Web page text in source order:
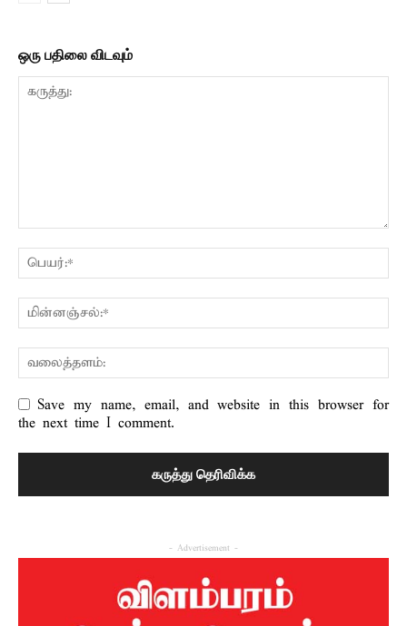
ஒரு பதிலை விடவும்
Save my name, email, and website in this browser for
the next time I comment.
- Advertisement -